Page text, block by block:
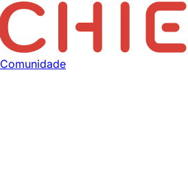
Comunidade